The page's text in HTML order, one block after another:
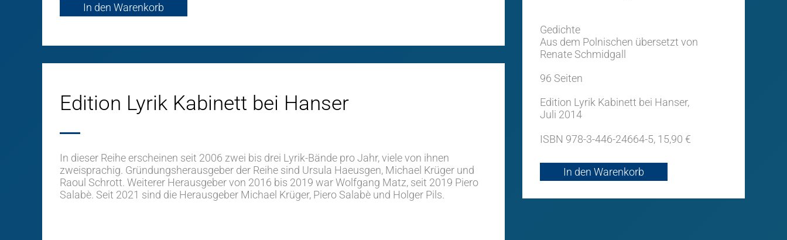
In den Warenkorb
Edition Lyrik Kabinett bei Hanser
In dieser Reihe erscheinen seit 2006 zwei bis drei Lyrik-Bände pro Jahr, viele von ihnen
zweisprachig. Gründungsherausgeber der Reihe sind Ursula Haeusgen, Michael Krüger und
Raoul Schrott. Weiterer Herausgeber von 2016 bis 2019 war Wolfgang Matz, seit 2019 Piero
Salabè. Seit 2021 sind die Herausgeber Michael Krüger, Piero Salabè und Holger Pils.
Gedichte
Aus dem Polnischen übersetzt von
Renate Schmidgall
96 Seiten
Edition Lyrik Kabinett bei Hanser,
Juli 2014
ISBN 978-3-446-24664-5, 15,90 €
In den Warenkorb